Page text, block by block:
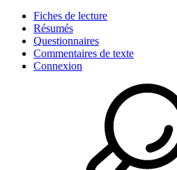
Fiches de lecture
Résumés
Questionnaires
Commentaires de texte
Connexion